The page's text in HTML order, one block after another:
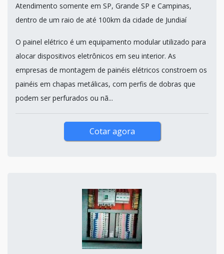
Atendimento somente em SP, Grande SP e Campinas,
dentro de um raio de até 100km da cidade de Jundiaí
O painel elétrico é um equipamento modular utilizado para
alocar dispositivos eletrônicos em seu interior. As
empresas de montagem de painéis elétricos constroem os
painéis em chapas metálicas, com perfis de dobras que
podem ser perfurados ou nã...
Cotar agora